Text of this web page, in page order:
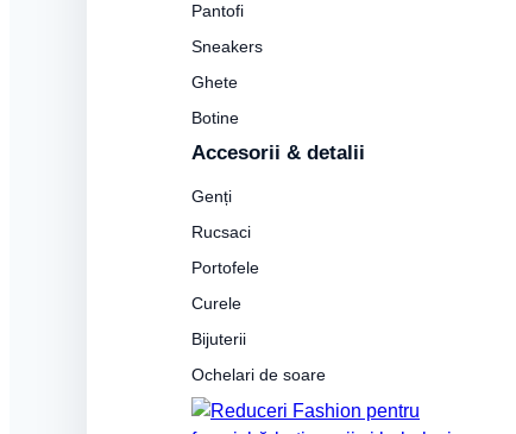
Pantofi
Sneakers
Ghete
Botine
Accesorii & detalii
Genți
Rucsaci
Portofele
Curele
Bijuterii
Ochelari de soare